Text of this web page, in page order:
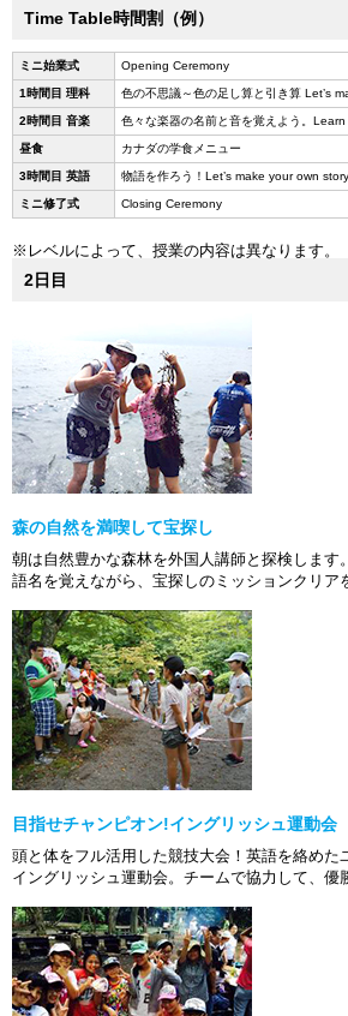
Time Table時間割（例）
ミニ始業式 Opening Ceremony
1時間目 理科 色の不思議～色の足し算と引き算 Let’s
2時間目 音楽 色々な楽器の名前と音を覚えよう。
昼食 カナダの学食メニュー
3時間目 英語 物語を作ろう！Let’s make your own
ミニ修了式 Closing Ceremony
※レベルによって、授業の内容は異なります。
2日目
森の自然を満喫して宝探し
朝は自然豊かな森林を外国人講師と探検します
語名を覚えながら、宝探しのミッションクリア
目指せチャンピオン!イングリッシュ運動会
頭と体をフル活用した競技大会！英語を絡めた
イングリッシュ運動会。チームで協力して、優